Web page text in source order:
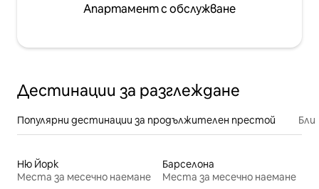
Апартамент с обслужване
Дестинации за разглеждане
Популярни дестинации за продължителен престой
Ню Йорк
Места за месечно наемане
Барселона
Места за месечно наемане